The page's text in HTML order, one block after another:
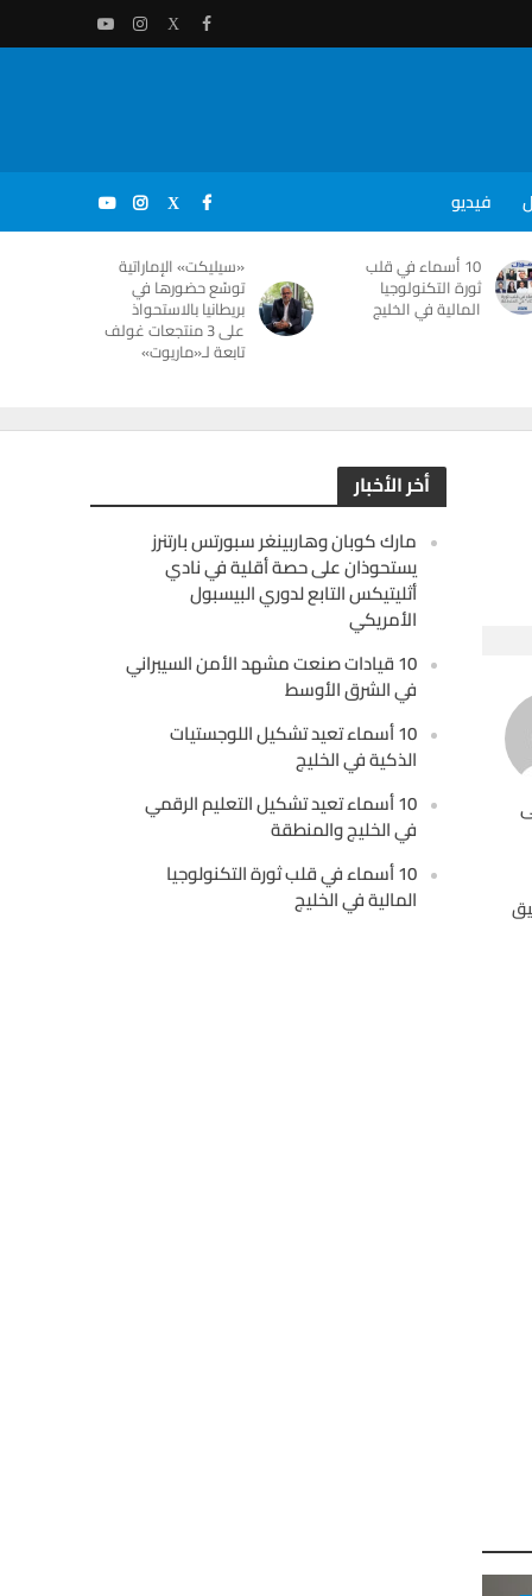
فيديو
10 أسماء في قلب
ثورة التكنولوجيا
المالية في الخليج
«سيليكت» الإماراتية
توسّع حضورها في
بريطانيا بالاستحواذ
على 3 منتجعات غولف
تابعة لـ«ماريوت»
أخر الأخبار
مارك كوبان وهاربينغر سبورتس بارتنرز
يستحوذان على حصة أقلية في نادي
أثليتيكس التابع لدوري البيسبول
الأمريكي
10 قيادات صنعت مشهد الأمن السيبراني
في الشرق الأوسط
10 أسماء تعيد تشكيل اللوجستيات
الذكية في الخليج
10 أسماء تعيد تشكيل التعليم الرقمي
في الخليج والمنطقة
10 أسماء في قلب ثورة التكنولوجيا
المالية في الخليج